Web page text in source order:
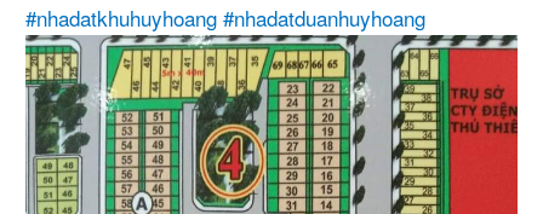
#nhadatkhuhuyhoang #nhadatduanhuyhoang